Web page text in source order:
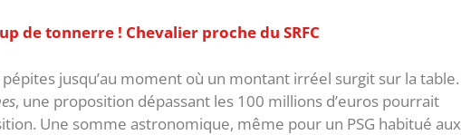
de tonnerre ! Chevalier proche du SRFC
jusqu’au moment où un montant irréel surgit sur la table.
, une proposition dépassant les 100 millions d’euros pourrait
Une somme astronomique, même pour un PSG habitué aux